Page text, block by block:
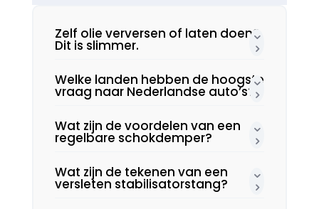
Zelf olie verversen of laten doen?
Dit is slimmer.​
Welke landen hebben de hoogste
vraag naar Nederlandse auto’s?
Wat zijn de voordelen van een
regelbare schokdemper?
Wat zijn de tekenen van een
versleten stabilisatorstang?